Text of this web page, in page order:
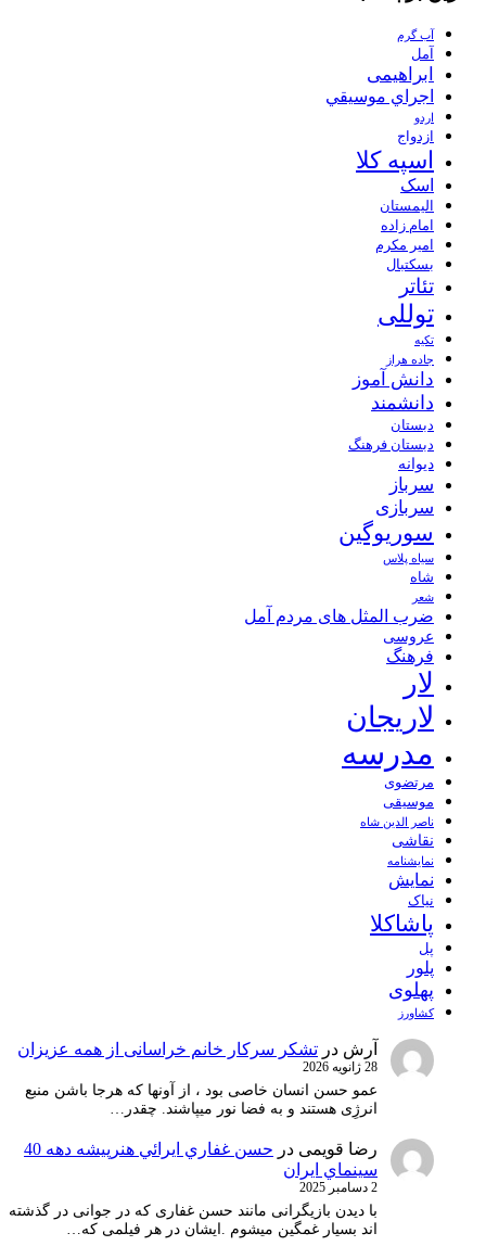
آب گرم
آمل
ابراهیمی
اجراي موسيقي
اردو
ازدواج
اسپه کلا
اسک
الیمستان
امام زاده
امیر مکرم
بسکتبال
تئاتر
توللی
تکیه
جاده هراز
دانش آموز
دانشمند
دبستان
دبستان فرهنگ
دیوانه
سرباز
سربازی
سوریوگین
سیاه پلاس
شاه
شعر
ضرب المثل های مردم آمل
عروسی
فرهنگ
لار
لاریجان
مدرسه
مرتضوی
موسیقی
ناصر الدین شاه
نقاشی
نمايشنامه
نمایش
نیاک
پاشاکلا
پل
پلور
پهلوی
کشاورز
آرش در تشکر سرکار خانم خراسانی از همه عزیزان
28 ژانویه 2026
عمو حسن انسان خاصی بود ، از آونها که هرجا باشن منبع
انرژِی هستند و به فضا نور میپاشند. چقدر…
رضا قویمی در
حسن غفاري ايرائي هنرپيشه دهه 40
سينماي ايران
2 دسامبر 2025
با دیدن بازیگرانی مانند حسن غفاری که در جوانی در گذشته
اند بسیار غمگین میشوم .ایشان در هر فیلمی که…